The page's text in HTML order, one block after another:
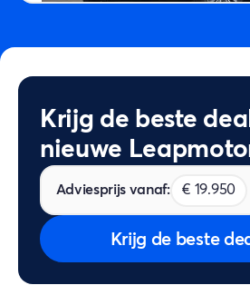
Krijg de beste
nieuwe
Adviesprijs vanaf: € 19.950
Krijg de beste